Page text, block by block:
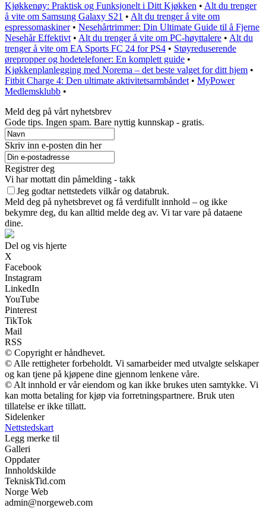
Kjøkkenøy: Praktisk og Funksjonelt i Ditt Kjøkken • Alt du trenger
å vite om Samsung Galaxy S21 • Alt du trenger å vite om
espressomaskiner• Nesehårtrimmer: Din Ultimate Guide til å Fjerne
Nesehår Effektivt • Alt du trenger å vite om PC-høyttalere • Alt du
trenger å vite om EA Sports FC 24 for PS4 • Støyreduserende
ørepropper og hodetelefoner: En komplett guide •
Kjøkkenplanlegging med Norema – det beste valget for ditt hjem •
Fitbit Charge 4: Den ultimate aktivitetsarmbåndet • MyPower
Medlemsklubb •
Meld deg på vårt nyhetsbrev
Gode ​​tips. Ingen spam. Bare nyttig kunnskap - gratis.
Skriv inn e-posten din her
Registrer deg
Vi har mottatt din påmelding - takk
Jeg godtar nettstedets vilkår og databruk.
Meld deg på nyhetsbrevet og få verdifullt innhold – og ikke
bekymre deg, du kan alltid melde deg av. Vi tar vare på dataene
dine.
Del og vis hjerte
X
Facebook
Instagram
LinkedIn
YouTube
Pinterest
TikTok
Mail
RSS
© Copyright er håndhevet.
© Alle rettigheter forbeholdt. Vi samarbeider med utvalgte selskaper
og kan tjene på kjøpene dine gjennom lenkene våre.
© Alt innhold er vår eiendom og kan ikke brukes uten samtykke. Vi
kan motta betaling for kjøp via forretningspartnere. Bruk uten
tillatelse er ikke tillatt.
Sidelenker
Nettstedskart
Legg merke til
Galleri
Oppdater
Innholdskilde
TekniskTid.com
Norge Web
admin@norgeweb.com